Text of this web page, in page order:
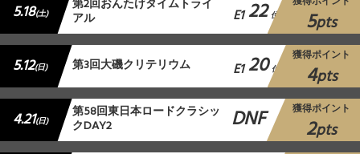
5.18(土) 第2回おんたけタイムトライ
アル E1 22 位 5pts
5.12(日) 第3回大磯クリテリウム E1 20 位
獲得ポイント
4pts
4.21(日) 第58回東日本ロードクラシッ
クDAY2 DNF 獲得ポイント
2pts